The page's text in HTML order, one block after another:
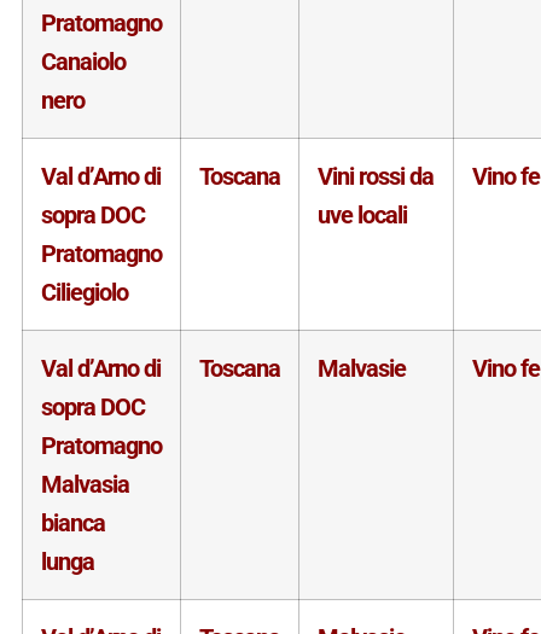
Pratomagno
Canaiolo
nero
Val d’Arno di
sopra DOC
Pratomagno
Ciliegiolo
Toscana
Vini rossi da
uve locali
Vino
Val d’Arno di
sopra DOC
Pratomagno
Malvasia
bianca
lunga
Toscana Malvasie Vino